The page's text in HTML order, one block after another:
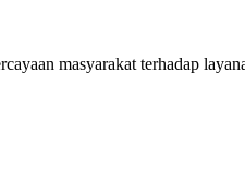
masyarakat terhadap